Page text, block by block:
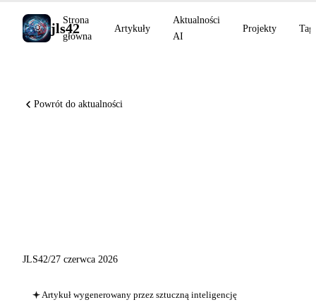
jls42
Strona
główna
Artykuły
Aktualności
AI
Projekty Tagi
Powrót do aktualności
JLS42/27 czerwca 2026
Artykuł wygenerowany przez sztuczną inteligencję